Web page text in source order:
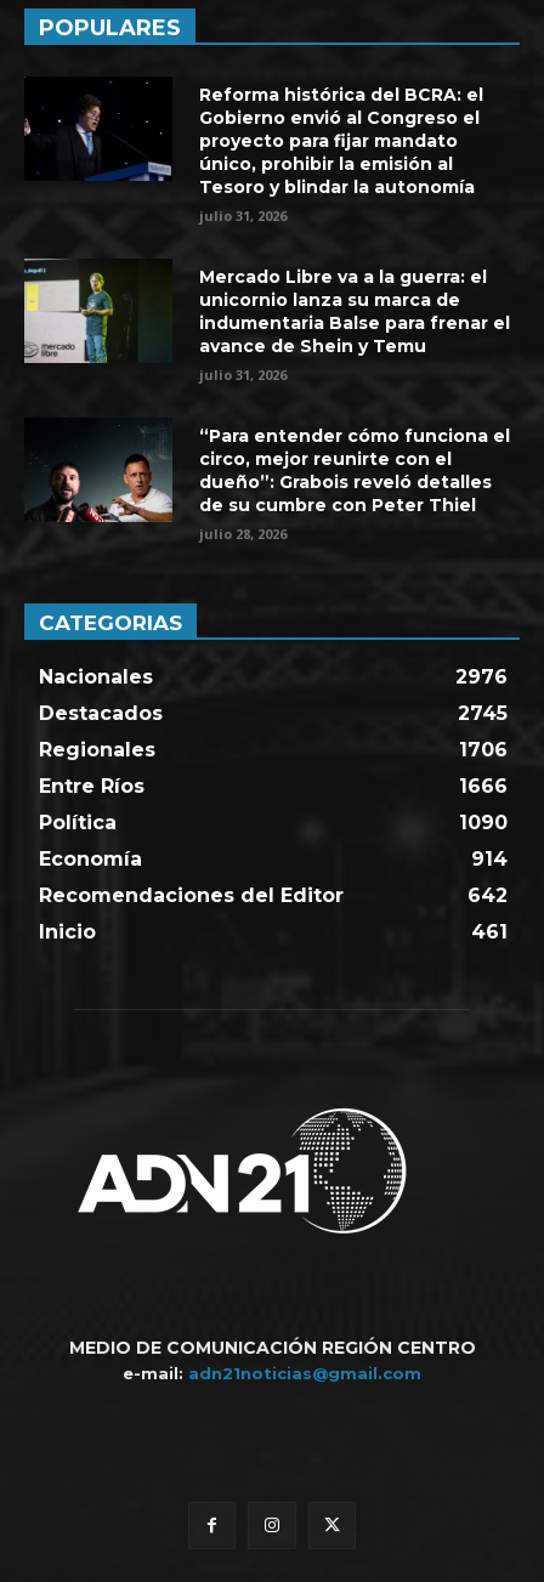
POPULARES
Reforma histórica del BCRA: el
Gobierno envió al Congreso el
proyecto para fijar mandato
único, prohibir la emisión al
Tesoro y blindar la autonomía
julio 31, 2026
Mercado Libre va a la guerra: el
unicornio lanza su marca de
indumentaria Balse para frenar el
avance de Shein y Temu
julio 31, 2026
“Para entender cómo funciona el
circo, mejor reunirte con el
dueño”: Grabois reveló detalles
de su cumbre con Peter Thiel
julio 28, 2026
CATEGORIAS
Nacionales
2976
Destacados
2745
Regionales
1706
Entre Ríos
1666
Política
1090
Economía
914
Recomendaciones del Editor
642
Inicio
461
MEDIO DE COMUNICACIÓN REGIÓN CENTRO
e-mail: adn21noticias@gmail.com